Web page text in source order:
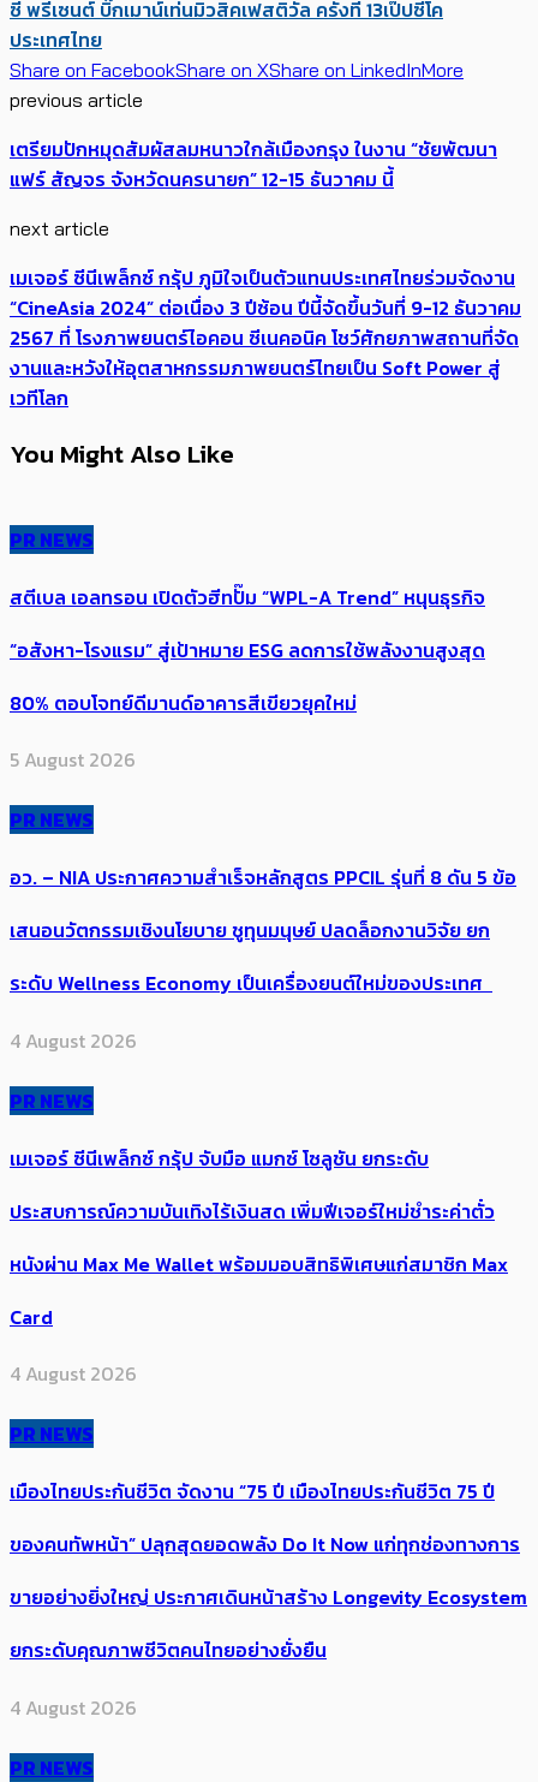
ซี่ พรีเซนต์ บิ๊กเมาน์เท่นมิวสิคเฟสติวัล ครั้งที่ 13เป๊ปซี่โค
ประเทศไทย
Share on FacebookShare on XShare on LinkedInMore
previous article
เตรียมปักหมุดสัมผัสลมหนาวใกล้เมืองกรุง ในงาน “ชัยพัฒนา
แฟร์ สัญจร จังหวัดนครนายก” 12-15 ธันวาคม นี้
next article
เมเจอร์ ซีนีเพล็กซ์ กรุ้ป ภูมิใจเป็นตัวแทนประเทศไทยร่วมจัดงาน
“CineAsia 2024” ต่อเนื่อง 3 ปีซ้อน ปีนี้จัดขึ้นวันที่ 9-12 ธันวาคม
2567 ที่ โรงภาพยนตร์ไอคอน ซีเนคอนิค โชว์ศักยภาพสถานที่จัด
งานและหวังให้อุตสาหกรรมภาพยนตร์ไทยเป็น Soft Power สู่
เวทีโลก
You Might Also Like
PR NEWS
สตีเบล เอลทรอน เปิดตัวฮีทปั๊ม “WPL-A Trend” หนุนธุรกิจ
“อสังหา-โรงแรม” สู่เป้าหมาย ESG ลดการใช้พลังงานสูงสุด
80% ตอบโจทย์ดีมานด์อาคารสีเขียวยุคใหม่
5 August 2026
PR NEWS
อว. – NIA ประกาศความสำเร็จหลักสูตร PPCIL รุ่นที่ 8 ดัน 5 ข้อ
เสนอนวัตกรรมเชิงนโยบาย ชูทุนมนุษย์ ปลดล็อกงานวิจัย ยก
ระดับ Wellness Economy เป็นเครื่องยนต์ใหม่ของประเทศ
4 August 2026
PR NEWS
เมเจอร์ ซีนีเพล็กซ์ กรุ้ป จับมือ แมกซ์ โซลูชัน ยกระดับ
ประสบการณ์ความบันเทิงไร้เงินสด เพิ่มฟีเจอร์ใหม่ชำระค่าตั๋ว
หนังผ่าน Max Me Wallet พร้อมมอบสิทธิพิเศษแก่สมาชิก Max
Card
4 August 2026
PR NEWS
เมืองไทยประกันชีวิต จัดงาน “75 ปี เมืองไทยประกันชีวิต 75 ปี
ของคนทัพหน้า” ปลุกสุดยอดพลัง Do It Now แก่ทุกช่องทางการ
ขายอย่างยิ่งใหญ่ ประกาศเดินหน้าสร้าง Longevity Ecosystem
ยกระดับคุณภาพชีวิตคนไทยอย่างยั่งยืน
4 August 2026
PR NEWS